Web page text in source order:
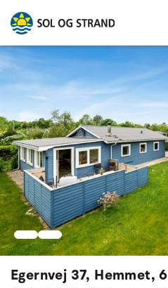
Egernvej 37, Hemmet,